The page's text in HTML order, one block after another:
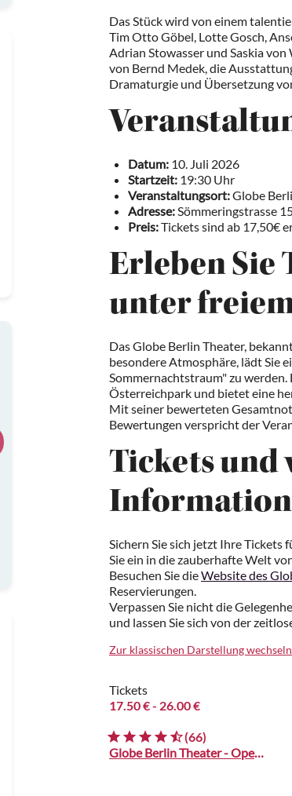
Das Stück wird von einem
Tim Otto Göbel, Lotte Gosch,
Adrian Stowasser und Saskia
von Bernd Medek, die
Dramaturgie und Übersetzung
Datum: 10. Juli 2026
Startzeit: 19:30 Uhr
Veranstaltungsort:Globe
Adresse:Sömmeringstrasse
Preis:Tickets sind ab 17,50€
Erleben Sie
unter
Das Globe Berlin Theater,
besondere Atmosphäre, lädt Sie
Sommernachtstraum" zu
Österreichpark und bietet eine
Mit seiner bewerteten
Bewertungen verspricht der
Tickets und
Sichern Sie sich jetzt Ihre Tickets
Sie ein in die zauberhafte Welt
Besuchen Sie dieWebsite des
Reservierungen.
Verpassen Sie nicht die
und lassen Sie sich von der
Zur klassischen Darstellung wechseln
Tickets
17.50 €- 26.00 €
(66)
Globe Berlin Theater - Open Air am Österreichpark